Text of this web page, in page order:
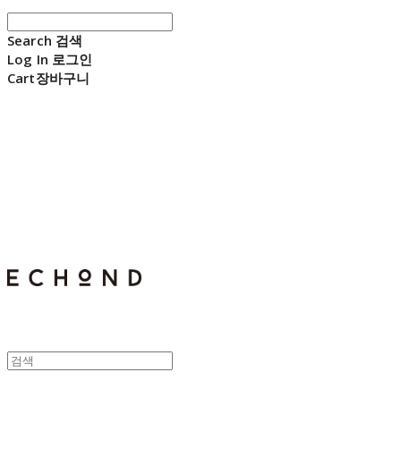
Search 검색
Log In 로그인
Cart장바구니